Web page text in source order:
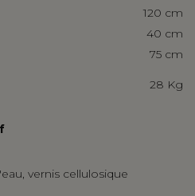
120 cm
40 cm
75 cm
28 Kg
vernis cellulosique